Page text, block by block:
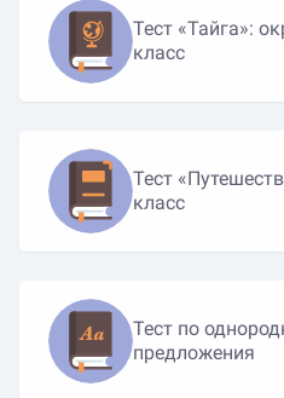
Тест «Тайга»:
класс
Тест
класс
Тест по
предложения